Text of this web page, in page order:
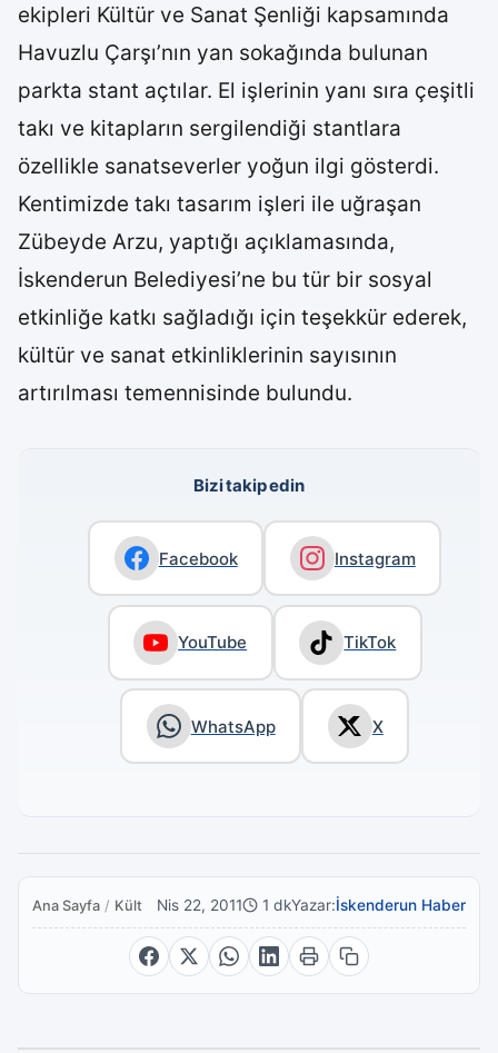
ekipleri Kültür ve Sanat Şenliği kapsamında
Havuzlu Çarşı’nın yan sokağında bulunan
parkta stant açtılar. El işlerinin yanı sıra çeşitli
takı ve kitapların sergilendiği stantlara
özellikle sanatseverler yoğun ilgi gösterdi.
Kentimizde takı tasarım işleri ile uğraşan
Zübeyde Arzu, yaptığı açıklamasında,
İskenderun Belediyesi’ne bu tür bir sosyal
etkinliğe katkı sağladığı için teşekkür ederek,
kültür ve sanat etkinliklerinin sayısının
artırılması temennisinde bulundu.
Bizi takip edin
Facebook Instagram
YouTube TikTok
WhatsApp X
Ana Sayfa / Kültür SanatNis 22, 2011 1 dkYazar:İskenderun Haber